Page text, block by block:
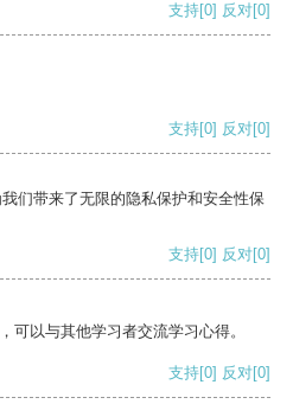
支持[0] 反对[0]
支持[0] 反对[0]
们带来了无限的隐私保护和安全性保
支持[0] 反对[0]
可以与其他学习者交流学习心得。
支持[0] 反对[0]